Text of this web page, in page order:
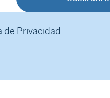
de Privacidad